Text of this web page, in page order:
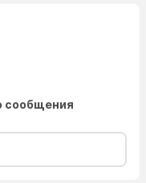
сообщения